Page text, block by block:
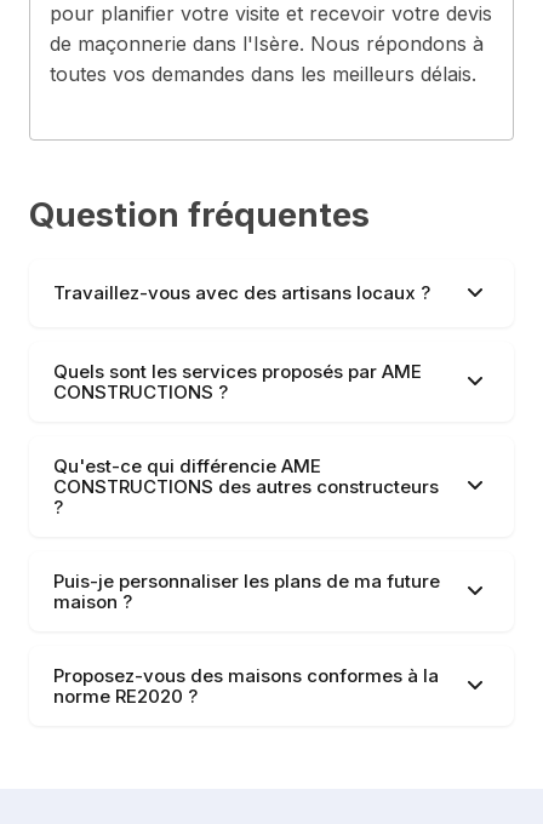
pour planifier votre visite et recevoir votre devis
de maçonnerie dans l'Isère. Nous répondons à
toutes vos demandes dans les meilleurs délais.
Question fréquentes
Travaillez-vous avec des artisans locaux ?
Quels sont les services proposés par AME
CONSTRUCTIONS ?
Qu'est-ce qui différencie AME
CONSTRUCTIONS des autres constructeurs
?
Puis-je personnaliser les plans de ma future
maison ?
Proposez-vous des maisons conformes à la
norme RE2020 ?